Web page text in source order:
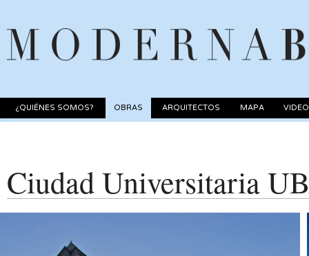
¿QUIÉNES SOMOS? OBRAS ARQUITECTOS MAPA
Ciudad Universitaria